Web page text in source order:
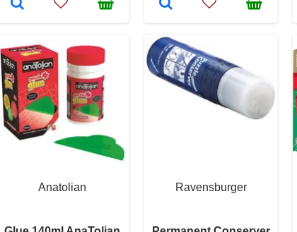
Anatolian Ravensburger